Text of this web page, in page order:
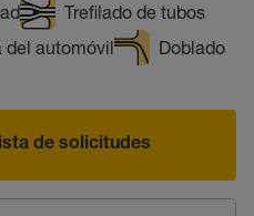
Trefilado de tubos
del automóvil Doblado
de solicitudes